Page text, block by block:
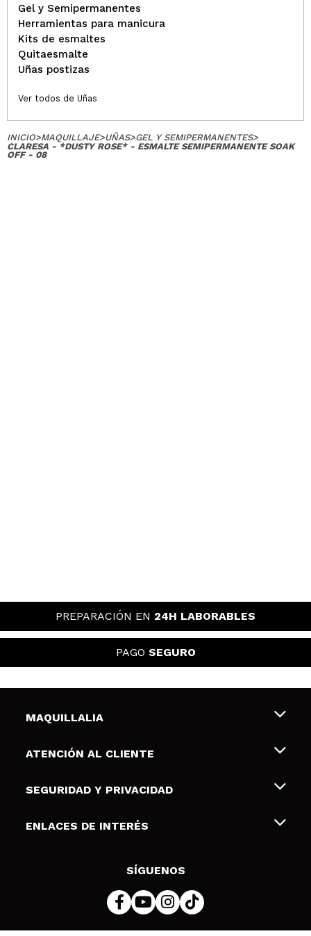
Gel y Semipermanentes
Herramientas para manicura
Kits de esmaltes
Quitaesmalte
Uñas postizas
Ver todos de Uñas
INICIO>MAQUILLAJE>UÑAS>GEL Y SEMIPERMANENTES>
CLARESA - *DUSTY ROSE* - ESMALTE SEMIPERMANENTE SOAK
OFF - 08
PREPARACIÓN EN 24H LABORABLES
PAGO SEGURO
MAQUILLALIA
Sobre nosotros
Tarjetas de Regalo
ATENCIÓN AL CLIENTE
Envíos y devoluciones
Formas de pago
SEGURIDAD Y PRIVACIDAD
Terminos y condiciones de uso
Política de cookies
ENLACES DE INTERÉS
SÍGUENOS